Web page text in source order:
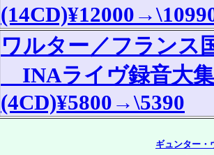
ワルター／フランス
INAライヴ録音大
(4CD)¥5800→\5390
ギュンター・